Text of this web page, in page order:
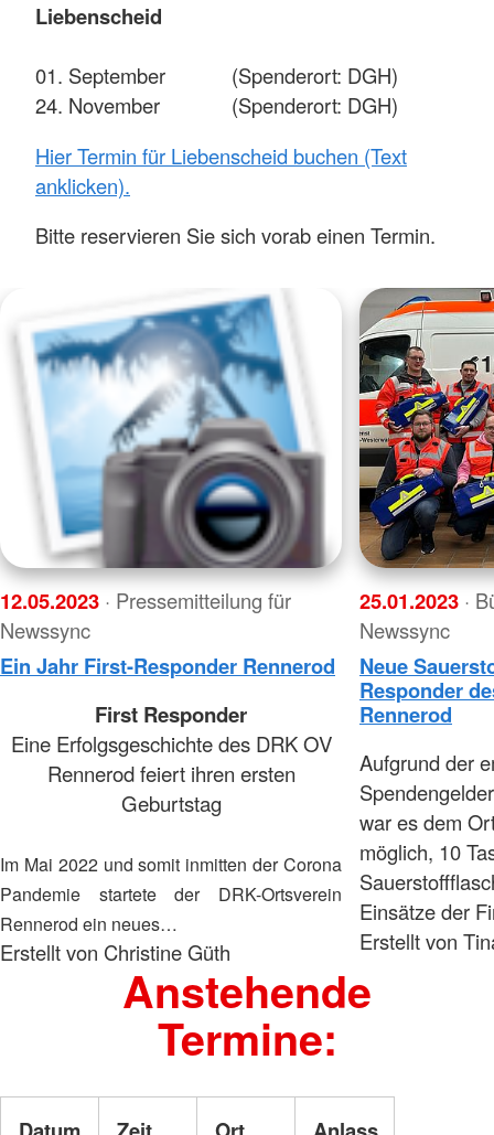
Liebenscheid
01. September (Spenderort: DGH)
24. November (Spenderort: DGH)
Hier Termin für Liebenscheid buchen (Text
anklicken).
Bitte reservieren Sie sich vorab einen Termin.
12.05.2023 · Pressemitteilung für
Newssync
Ein Jahr First-Responder Rennerod
First Responder
Eine Erfolgsgeschichte des DRK OV
Rennerod feiert ihren ersten
Geburtstag
Im Mai 2022 und somit inmitten der Corona
Pandemie startete der DRK-Ortsverein
Rennerod ein neues…
Erstellt von Christine Güth
25.01.2023 ·
Newssync
Neue
Responder
Rennerod
Aufgrund der
war es dem
möglich, 10
Einsätze der
Erstellt von
Anstehende
Termine: